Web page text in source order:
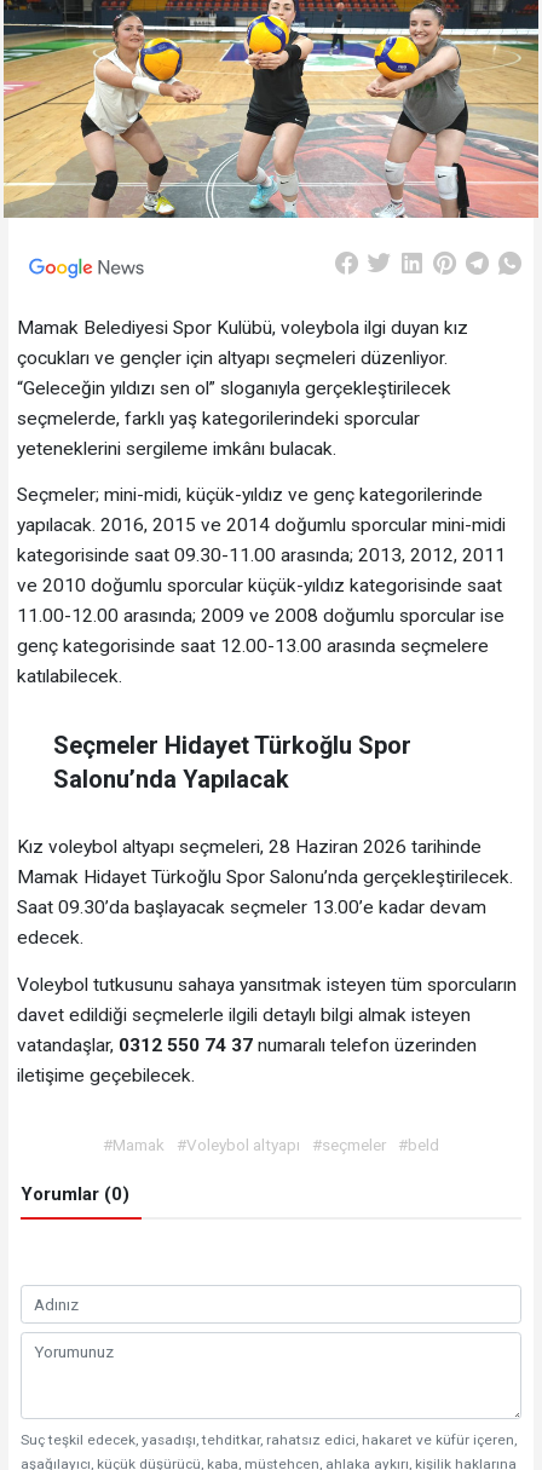
Mamak Belediyesi Spor Kulübü, voleybola ilgi duyan kız
çocukları ve gençler için altyapı seçmeleri düzenliyor.
“Geleceğin yıldızı sen ol” sloganıyla gerçekleştirilecek
seçmelerde, farklı yaş kategorilerindeki sporcular
yeteneklerini sergileme imkânı bulacak.
Seçmeler; mini-midi, küçük-yıldız ve genç kategorilerinde
yapılacak. 2016, 2015 ve 2014 doğumlu sporcular mini-midi
kategorisinde saat 09.30-11.00 arasında; 2013, 2012, 2011
ve 2010 doğumlu sporcular küçük-yıldız kategorisinde saat
11.00-12.00 arasında; 2009 ve 2008 doğumlu sporcular ise
genç kategorisinde saat 12.00-13.00 arasında seçmelere
katılabilecek.
Seçmeler Hidayet Türkoğlu Spor
Salonu’nda Yapılacak
Kız voleybol altyapı seçmeleri, 28 Haziran 2026 tarihinde
Mamak Hidayet Türkoğlu Spor Salonu’nda gerçekleştirilecek.
Saat 09.30’da başlayacak seçmeler 13.00’e kadar devam
edecek.
Voleybol tutkusunu sahaya yansıtmak isteyen tüm sporcuların
davet edildiği seçmelerle ilgili detaylı bilgi almak isteyen
vatandaşlar, 0312 550 74 37numaralı telefon üzerinden
iletişime geçebilecek.
#Mamak #Voleybol altyapı #seçmeler #beld
Yorumlar (0)
Suç teşkil edecek, yasadışı, tehditkar, rahatsız edici, hakaret ve küfür içeren,
aşağılayıcı, küçük düşürücü, kaba, müstehcen, ahlaka aykırı, kişilik haklarına